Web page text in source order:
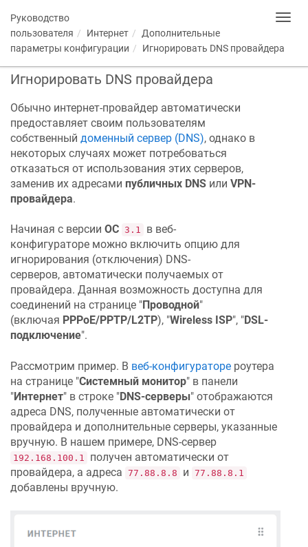
Руководство
пользователя
Интернет
Дополнительные
параметры конфигурации
Игнорировать DNS провайдера
Игнорировать DNS провайдера
Обычно интернет-провайдер автоматически
предоставляет своим пользователям
собственный доменный сервер (DNS), однако в
некоторых случаях может потребоваться
отказаться от использования этих серверов,
заменив их адресами публичных DNS или VPN-
провайдера.
Начиная с версии ОС 3.1
в веб-
конфигураторе можно включить опцию для
игнорирования (отключения) DNS-
серверов, автоматически получаемых от
провайдера. Данная возможность доступна для
соединений на странице "Проводной"
(включая PPPoE/PPTP/L2TP), "Wireless ISP", "DSL-
подключение".
Рассмотрим пример. В веб-конфигураторе роутера
на странице "Системный монитор" в панели
"Интернет" в строке "DNS-серверы" отображаются
адреса DNS, полученные автоматически от
провайдера и дополнительные серверы, указанные
вручную. В нашем примере, DNS-сервер
192.168.100.1
получен автоматически от
провайдера, а адреса 77.88.8.8 и 77.88.8.1
добавлены вручную.